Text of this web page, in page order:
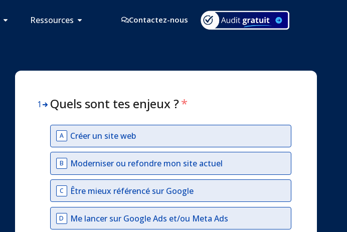
Ressources Contactez-nous
1 Quels sont tes enjeux ?*
A Créer un site web
B Moderniser ou refondre mon site actuel
C Être mieux référencé sur Google
D
Me lancer sur Google Ads et/ou Meta Ads